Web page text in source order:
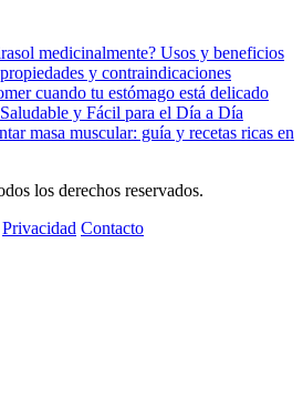
medicinalmente? Usos y beneficios
y contraindicaciones
cuando tu estómago está delicado
y Fácil para el Día a Día
masa muscular: guía y recetas ricas en
los derechos reservados.
Privacidad Contacto